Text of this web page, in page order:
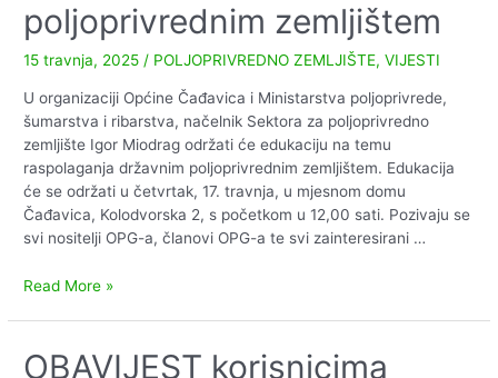
poljoprivrednim zemljištem
15 travnja, 2025 / POLJOPRIVREDNO ZEMLJIŠTE,VIJESTI
U organizaciji Općine Čađavica i Ministarstva poljoprivrede,
šumarstva i ribarstva, načelnik Sektora za poljoprivredno
zemljište Igor Miodrag održati će edukaciju na temu
raspolaganja državnim poljoprivrednim zemljištem. Edukacija
će se održati u četvrtak, 17. travnja, u mjesnom domu
Čađavica, Kolodvorska 2, s početkom u 12,00 sati. Pozivaju se
svi nositelji OPG-a, članovi OPG-a te svi zainteresirani …
Edukacija
raspolaganja
Read More »
OBAVIJEST korisnicima